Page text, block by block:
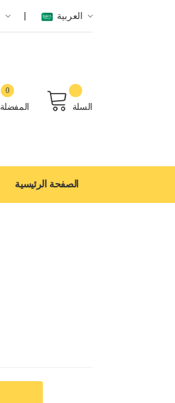
العربية
المفضلة
0
السلة
الصفحة الرئيسية